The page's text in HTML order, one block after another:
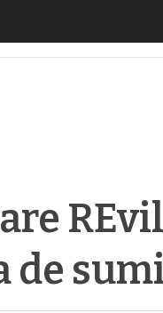
ransomware REvil
de